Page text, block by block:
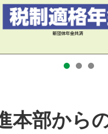
本部から